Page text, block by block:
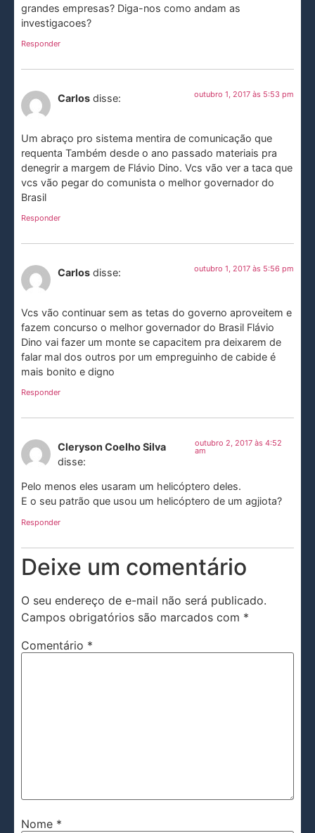
grandes empresas? Diga-nos como andam as
investigacoes?
Responder
Carlos disse: outubro 1, 2017 às 5:53 pm
Um abraço pro sistema mentira de comunicação que
requenta Também desde o ano passado materiais pra
denegrir a margem de Flávio Dino. Vcs vão ver a taca que
vcs vão pegar do comunista o melhor governador do
Brasil
Responder
Carlos disse: outubro 1, 2017 às 5:56 pm
Vcs vão continuar sem as tetas do governo aproveitem e
fazem concurso o melhor governador do Brasil Flávio
Dino vai fazer um monte se capacitem pra deixarem de
falar mal dos outros por um empreguinho de cabide é
mais bonito e digno
Responder
Cleryson Coelho Silva
disse:
outubro 2, 2017 às 4:52
am
Pelo menos eles usaram um helicóptero deles.
E o seu patrão que usou um helicóptero de um agjiota?
Responder
Deixe um comentário
O seu endereço de e-mail não será publicado.
Campos obrigatórios são marcados com *
Comentário *
Nome *